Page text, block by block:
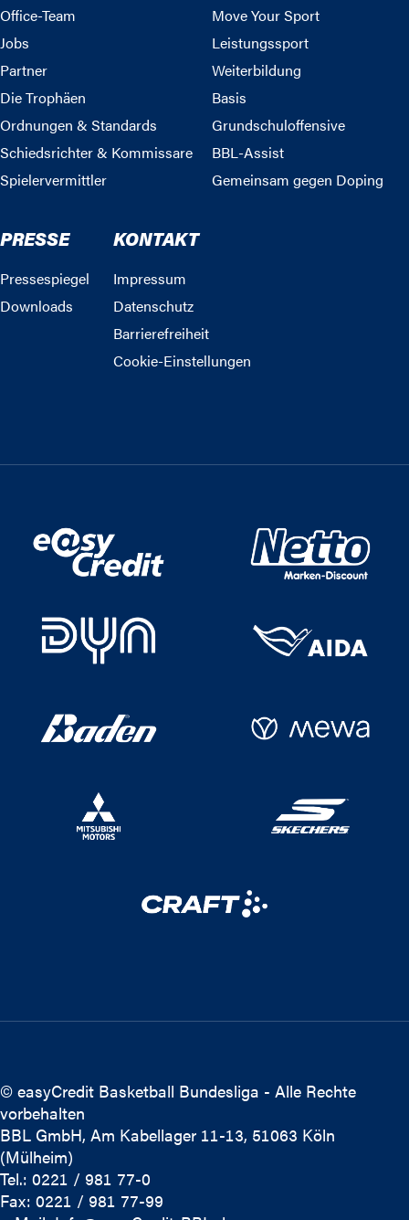
Office-Team
Jobs
Partner
Die Trophäen
Ordnungen & Standards
Schiedsrichter & Kommissare
Spielervermittler
Move Your Sport
Leistungssport
Weiterbildung
Basis
Grundschuloffensive
BBL-Assist
Gemeinsam gegen Doping
PRESSE
Pressespiegel
Downloads
KONTAKT
Impressum
Datenschutz
Barrierefreiheit
Cookie-Einstellungen
© easyCredit Basketball Bundesliga - Alle Rechte
vorbehalten
BBL GmbH, Am Kabellager 11-13, 51063 Köln
(Mülheim)
Tel.: 0221 / 981 77-0
Fax: 0221 / 981 77-99